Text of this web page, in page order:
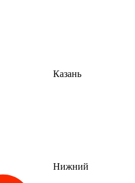
Казань
Нижний